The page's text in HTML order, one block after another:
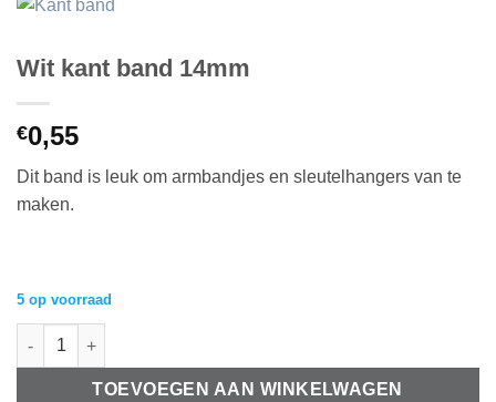
Wit kant band 14mm
€0,55
Dit band is leuk om armbandjes en sleutelhangers van te
maken.
5 op voorraad
Wit kant band 14mm aantal
TOEVOEGEN AAN WINKELWAGEN